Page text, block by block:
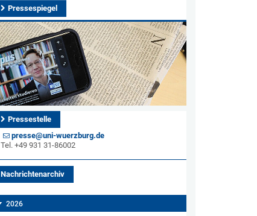
Pressespiegel
Pressestelle
presse@uni-wuerzburg.de
Tel. +49 931 31-86002
Nachrichtenarchiv
2026